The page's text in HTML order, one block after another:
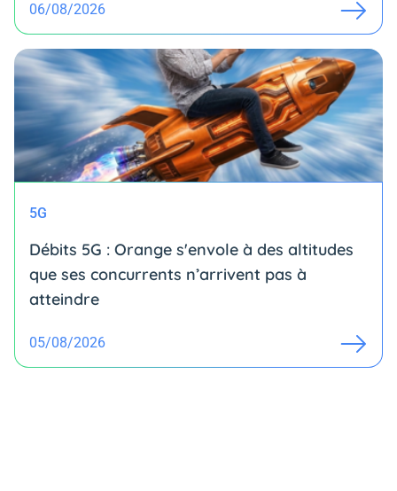
06/08/2026
5G
Débits 5G : Orange s'envole à des altitudes
que ses concurrents n’arrivent pas à
atteindre
05/08/2026